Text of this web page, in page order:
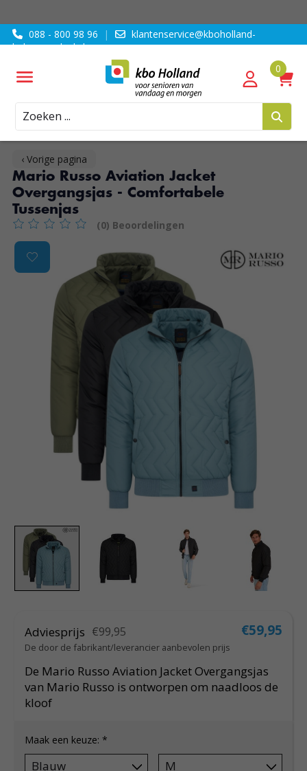
088 - 800 98 96 |
klantenservice@kboholland-
ledenvoordeel.nl
Zoeken
‹ Vorige pagina
Mario Russo Aviation Jacket
Overgangsjas - Comfortabele
Tussenjas
De beoordeling van dit product is0van de 5
(0) Beoordelingen
Product image slideshow Items
Adviesprijs €99,95
De door de fabrikant/leverancier aanbevolen prijs
€59,95
De Mario Russo Aviation Jacket Overgangsjas
van Mario Russo is ontworpen om naadloos de
kloof
Maak een keuze:*